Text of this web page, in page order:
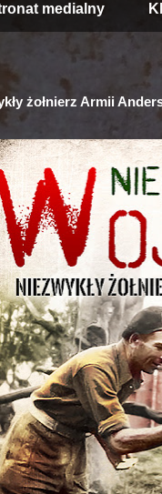
medialny
żołnierz Armii